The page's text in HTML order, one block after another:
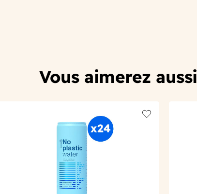
Vous aimerez aussi